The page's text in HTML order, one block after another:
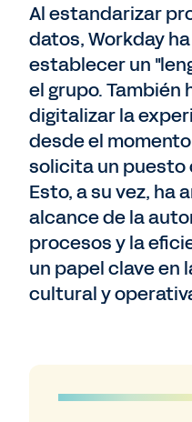
Al estandarizar
datos, Workday
establecer un
el grupo. También
digitalizar la
desde el
solicita un puesto
Esto, a su vez, ha
alcance de la
procesos y la
un papel clave en
cultural y